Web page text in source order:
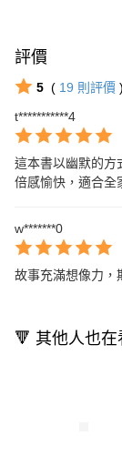
評價
5 ( 19 則評價 )
t***********4
這本書以幽默的方
倍感愉快，適合全
w*******0
故事充滿想像力，
🔻 其他人也在